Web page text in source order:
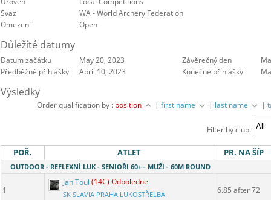
Svaz
WA - World Archery Federation
Omezení
Open
Důležíté datumy
Datum začátku May 20, 2023 Závěrečný den
Předběžné přihlášky
April 10, 2023 Konečné přihlášky
Výsledky
Order qualification by : position |first name | last name |
Filter by club:
POŘ. ATLET PR. NA ŠÍP
OUTDOOR - REFLEXNÍ LUK - SENIOŘI 60+ - MUŽI - 60M ROUND
1
Jan Toul (14C) Odpoledne
SK SLAVIA PRAHA LUKOSTŘELBA 6.85 after 72